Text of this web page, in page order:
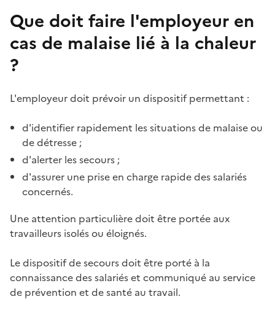
Que doit faire l'employeur en
cas de malaise lié à la chaleur
?
L'employeur doit prévoir un dispositif permettant :
d'identifier rapidement les situations de malaise ou
de détresse ;
d'alerter les secours ;
d'assurer une prise en charge rapide des salariés
concernés.
Une attention particulière doit être portée aux
travailleurs isolés ou éloignés.
Le dispositif de secours doit être porté à la
connaissance des salariés et communiqué au service
de prévention et de santé au travail.